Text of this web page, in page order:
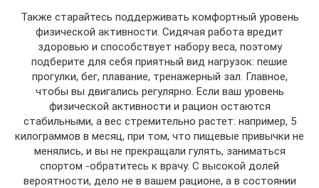
Также старайтесь поддерживать комфортный уровень
физической активности. Сидячая работа вредит
здоровью и способствует набору веса, поэтому
подберите для себя приятный вид нагрузок: пешие
прогулки, бег, плавание, тренажерный зал. Главное,
чтобы вы двигались регулярно. Если ваш уровень
физической активности и рацион остаются
стабильными, а вес стремительно растет: например, 5
килограммов в месяц, при том, что пищевые привычки не
менялись, и вы не прекращали гулять, заниматься
спортом -обратитесь к врачу. С высокой долей
вероятности, дело не в вашем рационе, а в состоянии